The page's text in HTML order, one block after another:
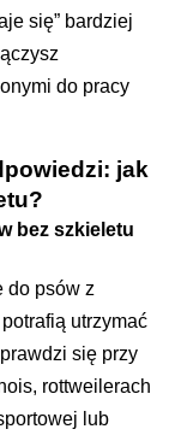
się” bardziej
do pracy
jak
bez szkieletu
do psów z
utrzymać
się przy
rottweilerach
lub